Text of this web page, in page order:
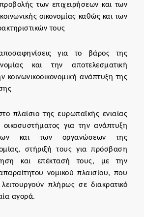
των επιχειρήσεων και των
οικονομίας καθώς και των
τους
για το βάρος της
και την αποτελεσματική
κοινωνικοοικονομική ανάπτυξη της
πλαίσιο της ευρωπαϊκής ενιαίας
οικοσυστήματος για την ανάπτυξη
και των οργανώσεων της
στήριξή τους για πρόσβαση
και επέκτασή τους, με την
νομικού πλαισίου, που
πλήρως σε διακρατικό
αγορά.